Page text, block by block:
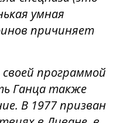
умная
причиняет
программой
Ганца также
В 1977 призван